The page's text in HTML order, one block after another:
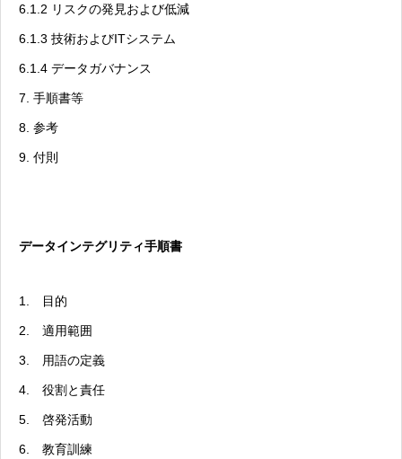
6.1.2 リスクの発見および低減
6.1.3 技術およびITシステム
6.1.4 データガバナンス
7. 手順書等
8. 参考
9. 付則
データインテグリティ手順書
1. 目的
2. 適用範囲
3. 用語の定義
4. 役割と責任
5. 啓発活動
6. 教育訓練